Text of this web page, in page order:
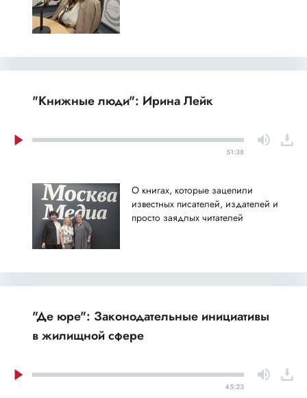
"Книжные люди": Ирина Лейк
51:38
О книгах, которые зацепили
известных писателей, издателей и
просто заядлых читателей
"Де юре": Законодательные инициативы
в жилищной сфере
45:23